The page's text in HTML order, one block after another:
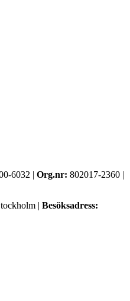
6032 | Org.nr: 802017-2360 |
| Besöksadress: